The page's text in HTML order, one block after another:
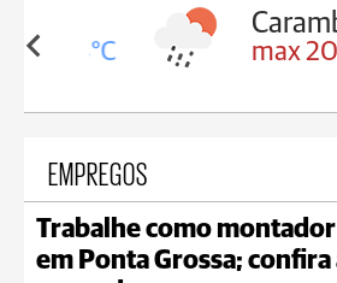
18°C
Carambeí
max 20°C
EMPREGOS
Trabalhe como
em Ponta Grossa; confira